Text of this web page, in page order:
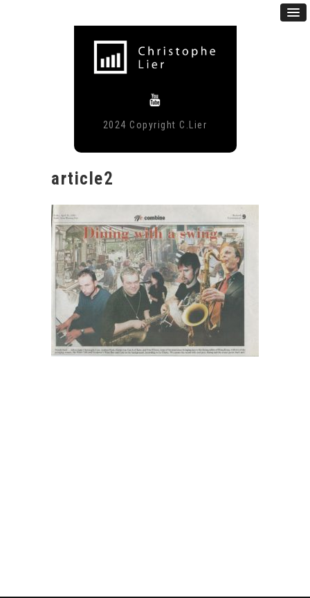
2024 Copyright C.Lier
article2